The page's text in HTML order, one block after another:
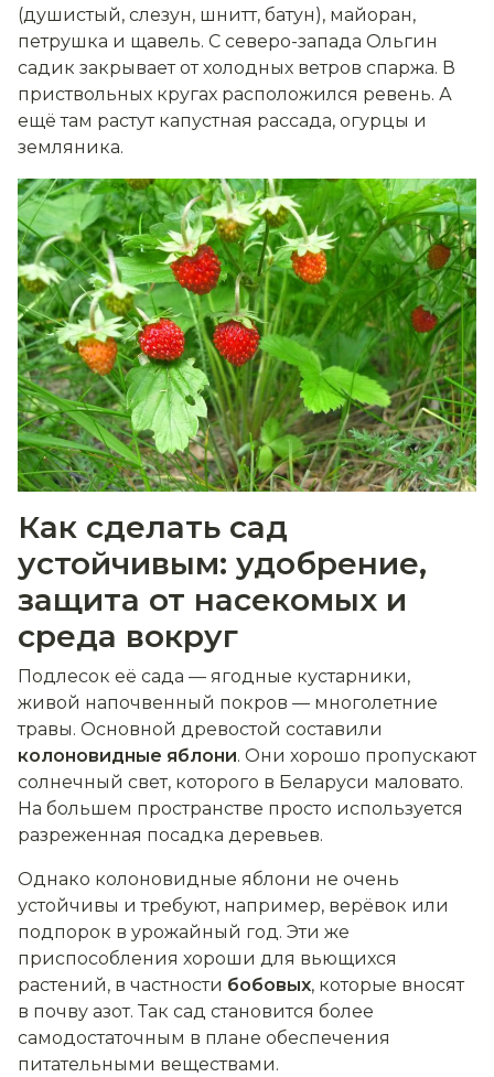
(душистый, слезун, шнитт, батун), майоран,
петрушка и щавель. С северо-запада Ольгин
садик закрывает от холодных ветров спаржа. В
приствольных кругах расположился ревень. А
ещё там растут капустная рассада, огурцы и
земляника.
Как сделать сад
устойчивым: удобрение,
защита от насекомых и
среда вокруг
Подлесок её сада — ягодные кустарники,
живой напочвенный покров — многолетние
травы. Основной древостой составили
колоновидные яблони. Они хорошо пропускают
солнечный свет, которого в Беларуси маловато.
На большем пространстве просто используется
разреженная посадка деревьев.
Однако колоновидные яблони не очень
устойчивы и требуют, например, верёвок или
подпорок в урожайный год. Эти же
приспособления хороши для вьющихся
растений, в частности бобовых, которые вносят
в почву азот. Так сад становится более
самодостаточным в плане обеспечения
питательными веществами.